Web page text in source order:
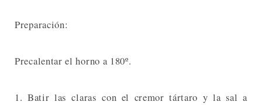
Preparación:
Precalentar el horno a 180º.
1. Batir las claras con el cremor tártaro y la sal a